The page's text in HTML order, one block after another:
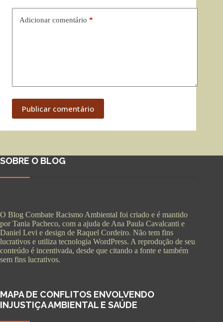
Adicionar comentário *
Publicar comentário
SOBRE O BLOG
O Blog Combate Racismo Ambiental foi criado e é mantido
por Tania Pacheco, com a ajuda de Ana Paula Cavalcanti e
Daniel Levi e design de Raquel Cordeiro. Não tem fins
lucrativos e utiliza tecnologia WordPress. A reprodução de seu
conteúdo é incentivada, desde que citando a fonte e também
sem fins lucrativos.
MAPA DE CONFLITOS ENVOLVENDO
INJUSTIÇA AMBIENTAL E SAÚDE